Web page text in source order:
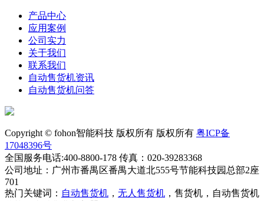
产品中心
应用案例
公司实力
关于我们
联系我们
自动售货机资讯
自动售货机问答
Copyright © fohon智能科技 版权所有 版权所有 粤ICP备
17048396号
全国服务电话:400-8800-178 传真：020-39283368
公司地址：广州市番禺区番禺大道北555号节能科技园总部2座
701
热门关键词： 自动售货机 ， 无人售货机 ，售货机，自动售货机